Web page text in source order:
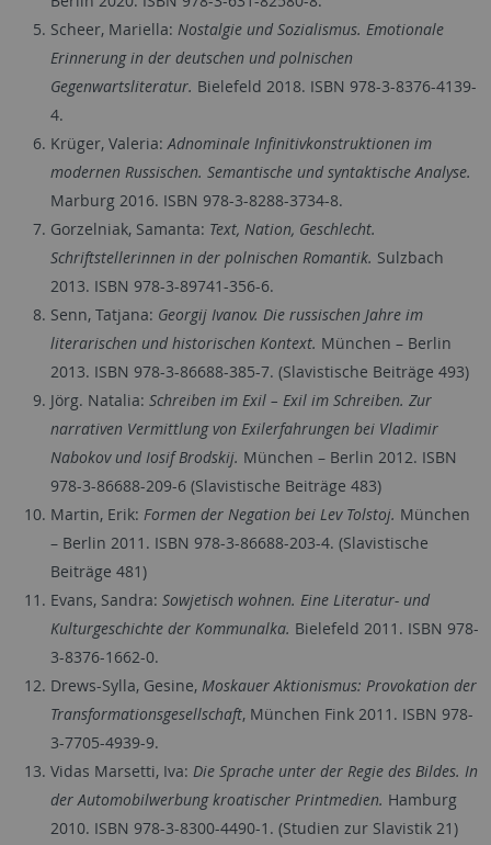
Scheer, Mariella: Nostalgie und Sozialismus. Emotionale
Erinnerung in der deutschen und polnischen
Gegenwartsliteratur. Bielefeld 2018. ISBN 978-3-8376-4139-
4.
Krüger, Valeria:Adnominale Infinitivkonstruktionen im
modernen Russischen. Semantische und syntaktische Analyse.
Marburg 2016. ISBN 978-3-8288-3734-8.
Gorzelniak, Samanta: Text, Nation, Geschlecht.
Schriftstellerinnen in der polnischen Romantik. Sulzbach
2013. ISBN 978-3-89741-356-6.
Senn, Tatjana: Georgij Ivanov. Die russischen Jahre im
literarischen und historischen Kontext. München – Berlin
2013. ISBN 978-3-86688-385-7. (Slavistische Beiträge 493)
Jörg. Natalia: Schreiben im Exil – Exil im Schreiben. Zur
narrativen Vermittlung von Exilerfahrungen bei Vladimir
Nabokov und Iosif Brodskij. München – Berlin 2012. ISBN
978-3-86688-209-6 (Slavistische Beiträge 483)
Martin, Erik: Formen der Negation bei Lev Tolstoj. München
– Berlin 2011. ISBN 978-3-86688-203-4. (Slavistische
Beiträge 481)
Evans, Sandra: Sowjetisch wohnen. Eine Literatur- und
Kulturgeschichte der Kommunalka. Bielefeld 2011. ISBN 978-
3-8376-1662-0.
Drews-Sylla, Gesine, Moskauer Aktionismus: Provokation der
Transformationsgesellschaft, München Fink 2011. ISBN 978-
3-7705-4939-9.
Vidas Marsetti, Iva: Die Sprache unter der Regie des Bildes. In
der Automobilwerbung kroatischer Printmedien. Hamburg
2010. ISBN 978-3-8300-4490-1. (Studien zur Slavistik 21)